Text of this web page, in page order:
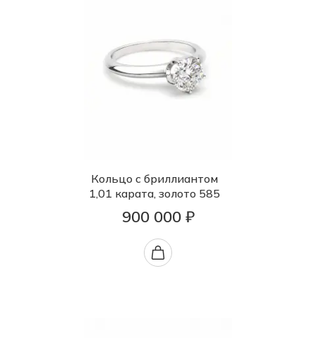
Кольцо с бриллиантом
1,01 карата, золото 585
900 000 ₽